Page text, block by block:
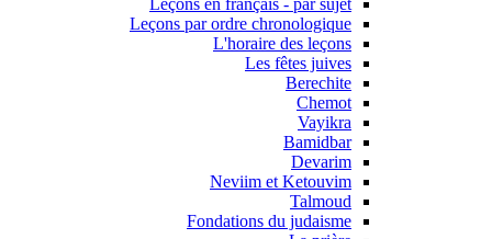
Leçons en français - par sujet
Leçons par ordre chronologique
L'horaire des leçons
Les fêtes juives
Berechite
Chemot
Vayikra
Bamidbar
Devarim
Neviim et Ketouvim
Talmoud
Fondations du judaisme